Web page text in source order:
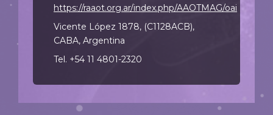
https://raaot.org.ar/index.php/AAOTMAG/oai
Vicente López 1878, (C1128ACB),
CABA, Argentina
Tel. +54 11 4801-2320